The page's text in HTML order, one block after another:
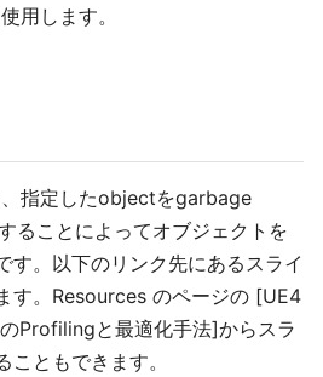
用します。
指定したobjectをgarbage
ることによってオブジェクトを
す。以下のリンク先にあるスライ
す。Resources のページの [UE4
Profilingと最適化手法]からスラ
ともできます。